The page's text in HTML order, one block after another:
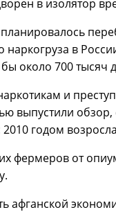
в изолятор
в
около 700
и
выпустили
годом
фермеров от